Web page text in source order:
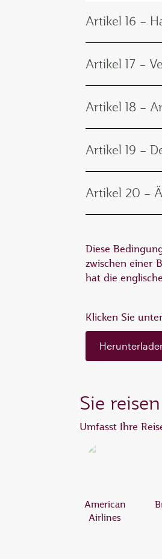
Artikel 16 –
Artikel 17 –
Artikel 18 –
Artikel 19 –
Artikel 20 –
Diese
zwischen einer
hat die
Klicken Sie
Sie
Umfasst Ihre
American
Airlines